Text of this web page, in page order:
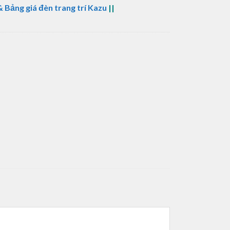
Bảng giá đèn trang trí Kazu ||